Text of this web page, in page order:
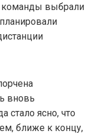
команды выбрали
вновь
стало ясно, что
ближе к концу,